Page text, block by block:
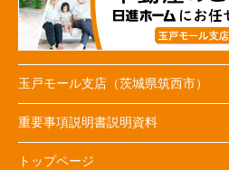
玉戸モール支店（茨城県筑西市）
重要事項説明書説明資料
トップページ